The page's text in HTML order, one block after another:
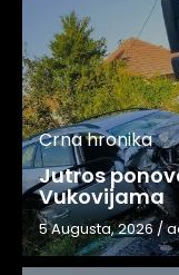
Crna hronika
Jutros
Vukovijama
5 Augusta, 2026/